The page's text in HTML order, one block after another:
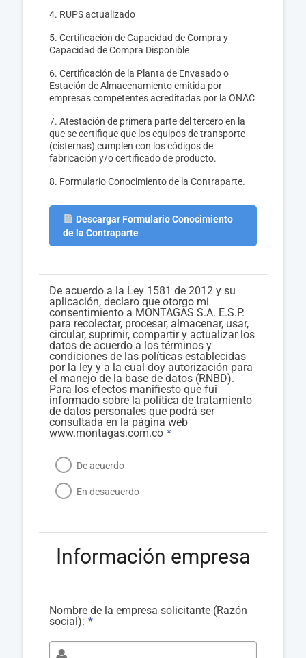
4. RUPS actualizado
5. Certificación de Capacidad de Compra y
Capacidad de Compra Disponible
6. Certificación de la Planta de Envasado o
Estación de Almacenamiento emitida por
empresas competentes acreditadas por la ONAC
7. Atestación de primera parte del tercero en la
que se certifique que los equipos de transporte
(cisternas) cumplen con los códigos de
fabricación y/o certificado de producto.
8. Formulario Conocimiento de la Contraparte.
Descargar Formulario Conocimiento
de la Contraparte
De acuerdo a la Ley 1581 de 2012 y su
aplicación, declaro que otorgo mi
consentimiento a MONTAGAS S.A. E.S.P.
para recolectar, procesar, almacenar, usar,
circular, suprimir, compartir y actualizar los
datos de acuerdo a los términos y
condiciones de las políticas establecidas
por la ley y a la cual doy autorización para
el manejo de la base de datos (RNBD).
Para los efectos manifiesto que fui
informado sobre la política de tratamiento
de datos personales que podrá ser
consultada en la página web
www.montagas.com.co *
De acuerdo
En desacuerdo
Información empresa
Nombre de la empresa solicitante (Razón
social): *